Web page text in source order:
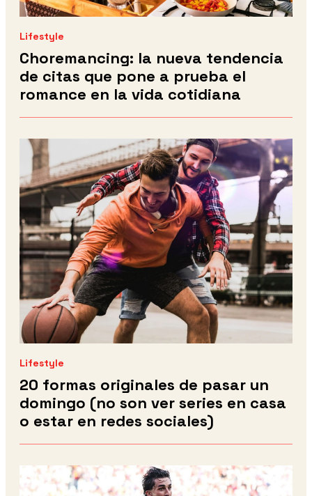
Lifestyle
Choremancing: la nueva tendencia
de citas que pone a prueba el
romance en la vida cotidiana
Lifestyle
20 formas originales de pasar un
domingo (no son ver series en casa
o estar en redes sociales)